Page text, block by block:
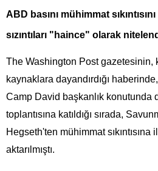
ABD basını mühimmat
sızıntıları "haince" olarak
The Washington Post
kaynaklara dayandırdığı
Camp David başkanlık konutunda
toplantısına katıldığı sırada,
Hegseth'ten mühimmat
aktarılmıştı.